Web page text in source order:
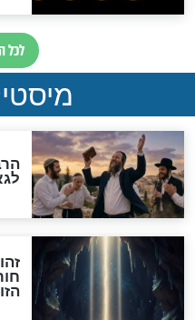
מה יהיה
"לפני
והכחשה
האמונה"